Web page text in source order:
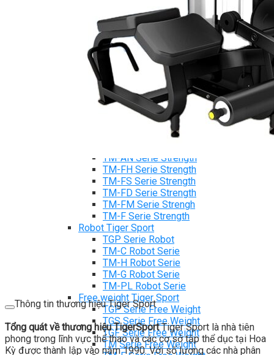
Xe đạp tập Tiger Sport
Xe đạp ngồi có tựa lưng Tiger Sport
Máy trượt tuyết Tiger Sport
Máy chèo thuyền Tiger Sport
Strength Tiger Sport
TGP Serie Strength
TGP 20 Serie Strength
TGS Serie Strength
TGF Serie Strength
TM Serie Strength
TM-FB Serie Strength
TM-FD Serie Strength
TM-AN Serie Strength
TM-FH Serie Strength
TM-FS Serie Strength
TM-FD Serie Strength
TM-FM Serie Strengh
TM-F Serie Strength
Robot Tiger Sport
TGP Serie Robot
TM-C Robot Serie
TM-H Robot Serie
TM-G Robot Serie
TM-PL Robot Serie
Free weight Tiger Sport
TGP Serie Free Weight
TGS Serie Free Weight
TGF Serie Free Weight
TM Serie Free Weight
Thông tin thương hiệu Tiger Sport
Tổng quát về thương hiệu TigerSportTiger Sport là nhà tiên
phong trong lĩnh vực thể thao và các cơ sở tập thể dục tại Hoa
Kỳ được thành lập vào năm 1990. Với số lượng các nhà phân